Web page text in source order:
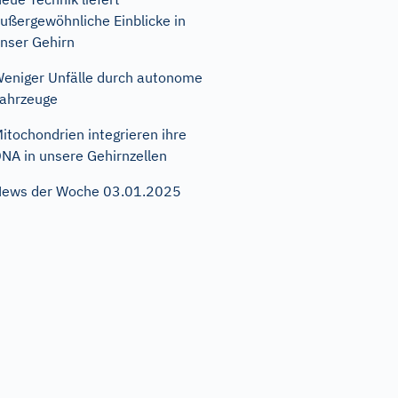
Einblicke in
Gehirn
Unfälle durch autonome
integrieren ihre
in unsere Gehirnzellen
der Woche 03.01.2025